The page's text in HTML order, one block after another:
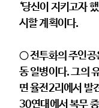
‘당신이 지키고자
시할 계획이다.
○ 전투화의 주인공
동 일병이다. 그의
면 율전2리에서 발
30연대에서 복무